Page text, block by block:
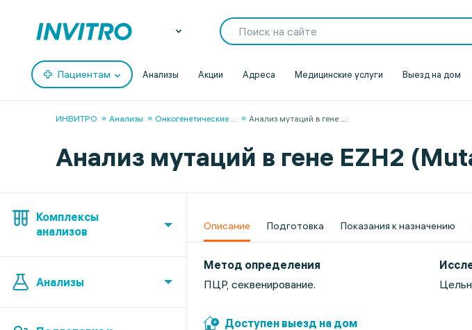
Пациентам Анализы Акции Адреса Медицинские услуги Выезд на дом
ИНВИТРО Анализы Онкогенетические ... Анализ мутаций в гене ...
Анализ мутаций в гене EZH2
Комплексы
анализов
Анализы
Описание Подготовка Показания к назначению
Метод определения
ПЦР, секвенирование.
Доступен выезд на дом